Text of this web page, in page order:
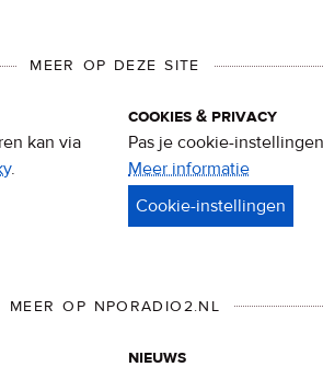
MEER OP DEZE SITE
kan via
.
cookies & privacy
Pas je cookie-
Meer informatie
&
MEER OP NPORADIO2.NL
nieuws